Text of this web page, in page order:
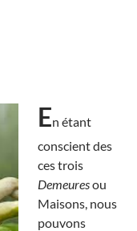
En étant
conscient des
ces trois
Demeuresou
Maisons, nous
pouvons